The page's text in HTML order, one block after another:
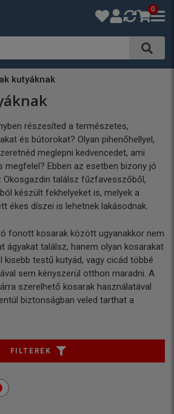
0
kutyáknak
részesíted a természetes,
és bútorokat? Olyan pihenőhellyel,
meglepni kedvencedet, ami
megfelel? Ebben az esetben bizony jó
Okosgazdin találsz fűzfavesszőből,
készült fekhelyeket is, melyek a
ékes díszei is lehetnek lakásodnak.
fonott kosarak között ugyanakkor nem
ágyakat találsz, hanem olyan kosarakat
kisebb testű kutyád, vagy cicád többé
sem kényszerül otthon maradni. A
szerelhető kosarak használatával
biztonságban veled tarthat a
FILTEREK